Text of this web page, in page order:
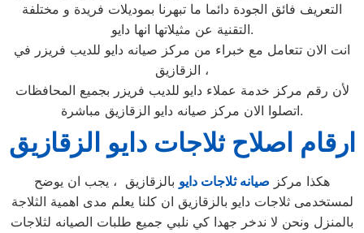
التعريف فائق الجودة دائما ما تبهرنا بموديلات فريدة و مختلفة
التقنية عن مثيلاتها انها دايو.
انت الان تتعامل مع خبراء من مركز صيانه دايو للديب فريزر في
الزقازيق ،
لأن رقم مركز خدمة عملاء دايو للديب فريزر بجميع المحافظات
اتصلوا الان مركز صيانه دايو الزقازيق مباشرة.
ارقام اصلاح ثلاجات دايو الزقازيق
هكذا مركز صيانه ثلاجات دايو بالزقازيق ، يجب ان يوضح
لمستخدمى ثلاجات دايو بالزقازيق ان كلنا يعلم مدى اهمية الثلاجة
بالمنزل ونحن لا ندخر جهدا كي نلبي جميع طلبات الصيانه لثلاجات